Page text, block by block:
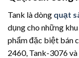
Tank là dòng quạt
dụng cho những
phẩm đặc biệt bán
2460, Tank-3076